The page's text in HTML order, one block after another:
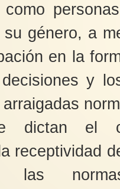
género, a
en la
y
dictan el
receptividad
normas